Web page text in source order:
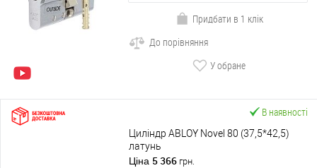
Придбати в 1 клік
До порівняння
У обране
В наявності
Циліндр ABLOY Novel 80 (37,5*42,5)
латунь
Ціна 5 366 грн.